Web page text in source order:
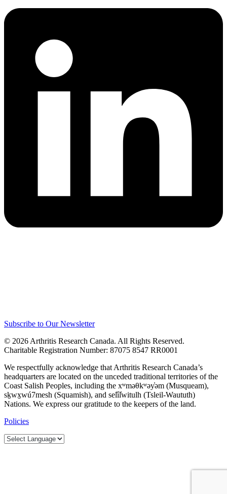
Subscribe to Our Newsletter
© 2026 Arthritis Research Canada. All Rights Reserved.
Charitable Registration Number: 87075 8547 RR0001
We respectfully acknowledge that Arthritis Research Canada’s
headquarters are located on the unceded traditional territories of the
Coast Salish Peoples, including the xʷməθkʷəy̓əm (Musqueam),
sḵwx̱wú7mesh (Squamish), and sel̓íl̓witulh (Tsleil-Waututh)
Nations. We express our gratitude to the keepers of the land.
Policies